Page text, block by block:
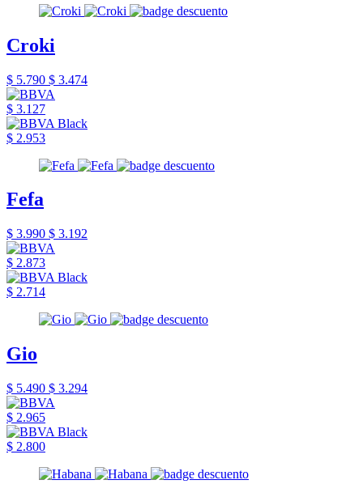
Croki
$ 5.790 $ 3.474
$ 3.127
$ 2.953
Fefa
$ 3.990 $ 3.192
$ 2.873
$ 2.714
Gio
$ 5.490 $ 3.294
$ 2.965
$ 2.800